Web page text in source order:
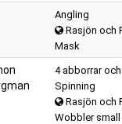
Angling
Rasjön och
Mask
4 abborrar
Spinning
Rasjön och
Wobbler small